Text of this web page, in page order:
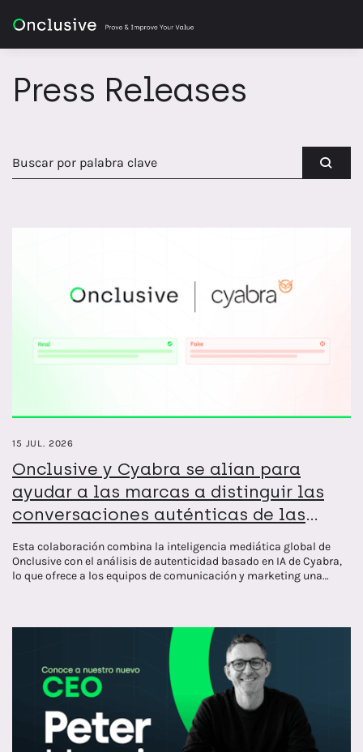
Press Releases
15 JUL. 2026
Onclusive y Cyabra se alían para
ayudar a las marcas a distinguir las
conversaciones auténticas de las
narrativas falsas
Esta colaboración combina la inteligencia mediática global de
Onclusive con el análisis de autenticidad basado en IA de Cyabra,
lo que ofrece a los equipos de comunicación y marketing una